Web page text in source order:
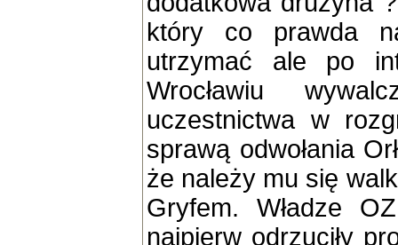
który co prawda
utrzymać ale po
Wrocławiu
uczestnictwa w
sprawą odwołania
że należy mu się
Gryfem. Władze
najpierw odrzuciły